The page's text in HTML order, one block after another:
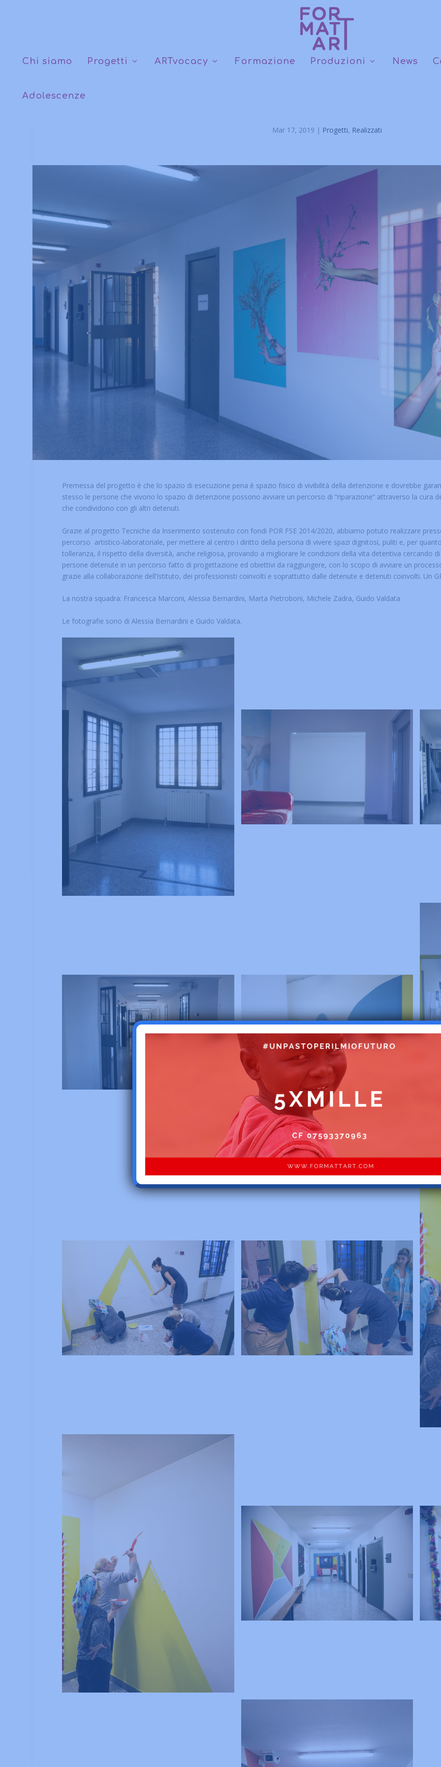
Chi siamo Progetti ARTvocacy Formazione Produzioni News
Adolescenze
Mar 17, 2019 | Progetti, Realizzati
Premessa del progetto è che lo spazio di esecuzione pena è spazio fisico di vivibilità della detenzione e dovrebbe
stesso le persone che vivono lo spazio di detenzione possono avviare un percorso di “riparazione” attraverso la cura
che condividono con gli altri detenuti.
Grazie al progetto Tecniche da Inserimento sostenuto con fondi POR FSE 2014/2020, abbiamo potuto realizzare
percorso artistico-laboratoriale, per mettere al centro i diritto della persona di vivere spazi dignitosi, puliti e, per
tolleranza, il rispetto della diversità, anche religiosa, provando a migliorare le condizioni della vita detentiva cercando
persone detenute in un percorso fatto di progettazione ed obiettivi da raggiungere, con lo scopo di avviare un
grazie alla collaborazione dell’Istituto, dei professionisti coinvolti e soprattutto dalle detenute e detenuti coinvolti. Un
La nostra squadra: Francesca Marconi, Alessia Bernardini, Marta Pietroboni, Michele Zadra, Guido Valdata
Le fotografie sono di Alessia Bernardini e Guido Valdata.